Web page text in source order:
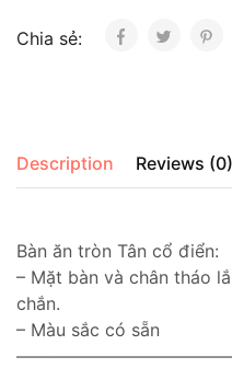
Chia sẻ:
Description Reviews (0)
Bàn ăn tròn Tân cổ điển:
– Mặt bàn và chân tháo
chắn.
– Màu sắc có sẵn